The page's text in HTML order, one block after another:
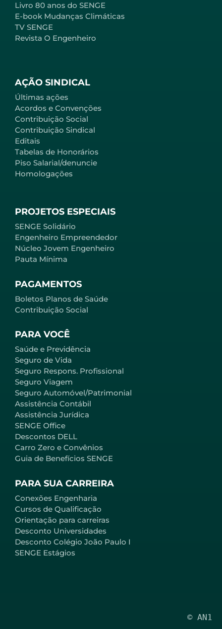
PARA VOCÊ
Saúde e Previdência
Seguro de Vida
Seguro Respons. Profissional
Seguro Viagem
Seguro Automóvel/Patrimonial
Assistência Contábil
Assistência Jurídica
SENGE Office
Descontos DELL
Carro Zero e Convênios
Guia de Benefícios SENGE
PARA SUA CARREIRA
Conexões Engenharia
Cursos de Qualificação
Orientação para carreiras
Desconto Universidades
Desconto Colégio João Paulo I
SENGE Estágios
AÇÃO SINDICAL
Últimas ações
Acordos e Convenções
Contribuição Social
Contribuição Sindical
Editais
Tabelas de Honorários
Piso Salarial/denuncie
Homologações
PROJETOS ESPECIAIS
SENGE Solidário
Engenheiro Empreendedor
Núcleo Jovem Engenheiro
Pauta Mínima
PAGAMENTOS
Boletos Planos de Saúde
Contribuição Social
Livro 80 anos do SENGE
E-book Mudanças Climáticas
TV SENGE
Revista O Engenheiro
© AN1